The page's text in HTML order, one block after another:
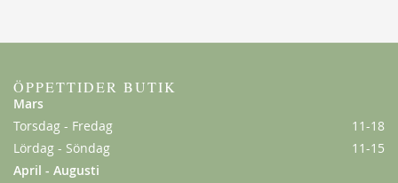
ÖPPETTIDER BUTIK
Mars
Torsdag - Fredag
11-18
Lördag - Söndag
11-15
April - Augusti